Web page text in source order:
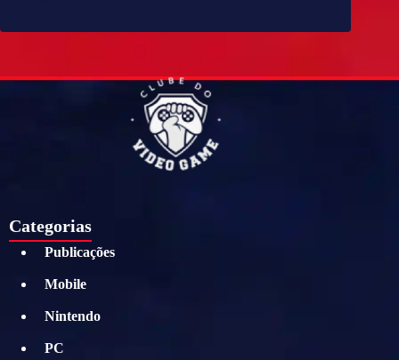
Categorias
Publicações
Mobile
Nintendo
PC